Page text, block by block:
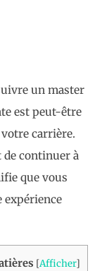
un master
est peut-être
carrière.
de continuer à
que vous
expérience
[Afficher]